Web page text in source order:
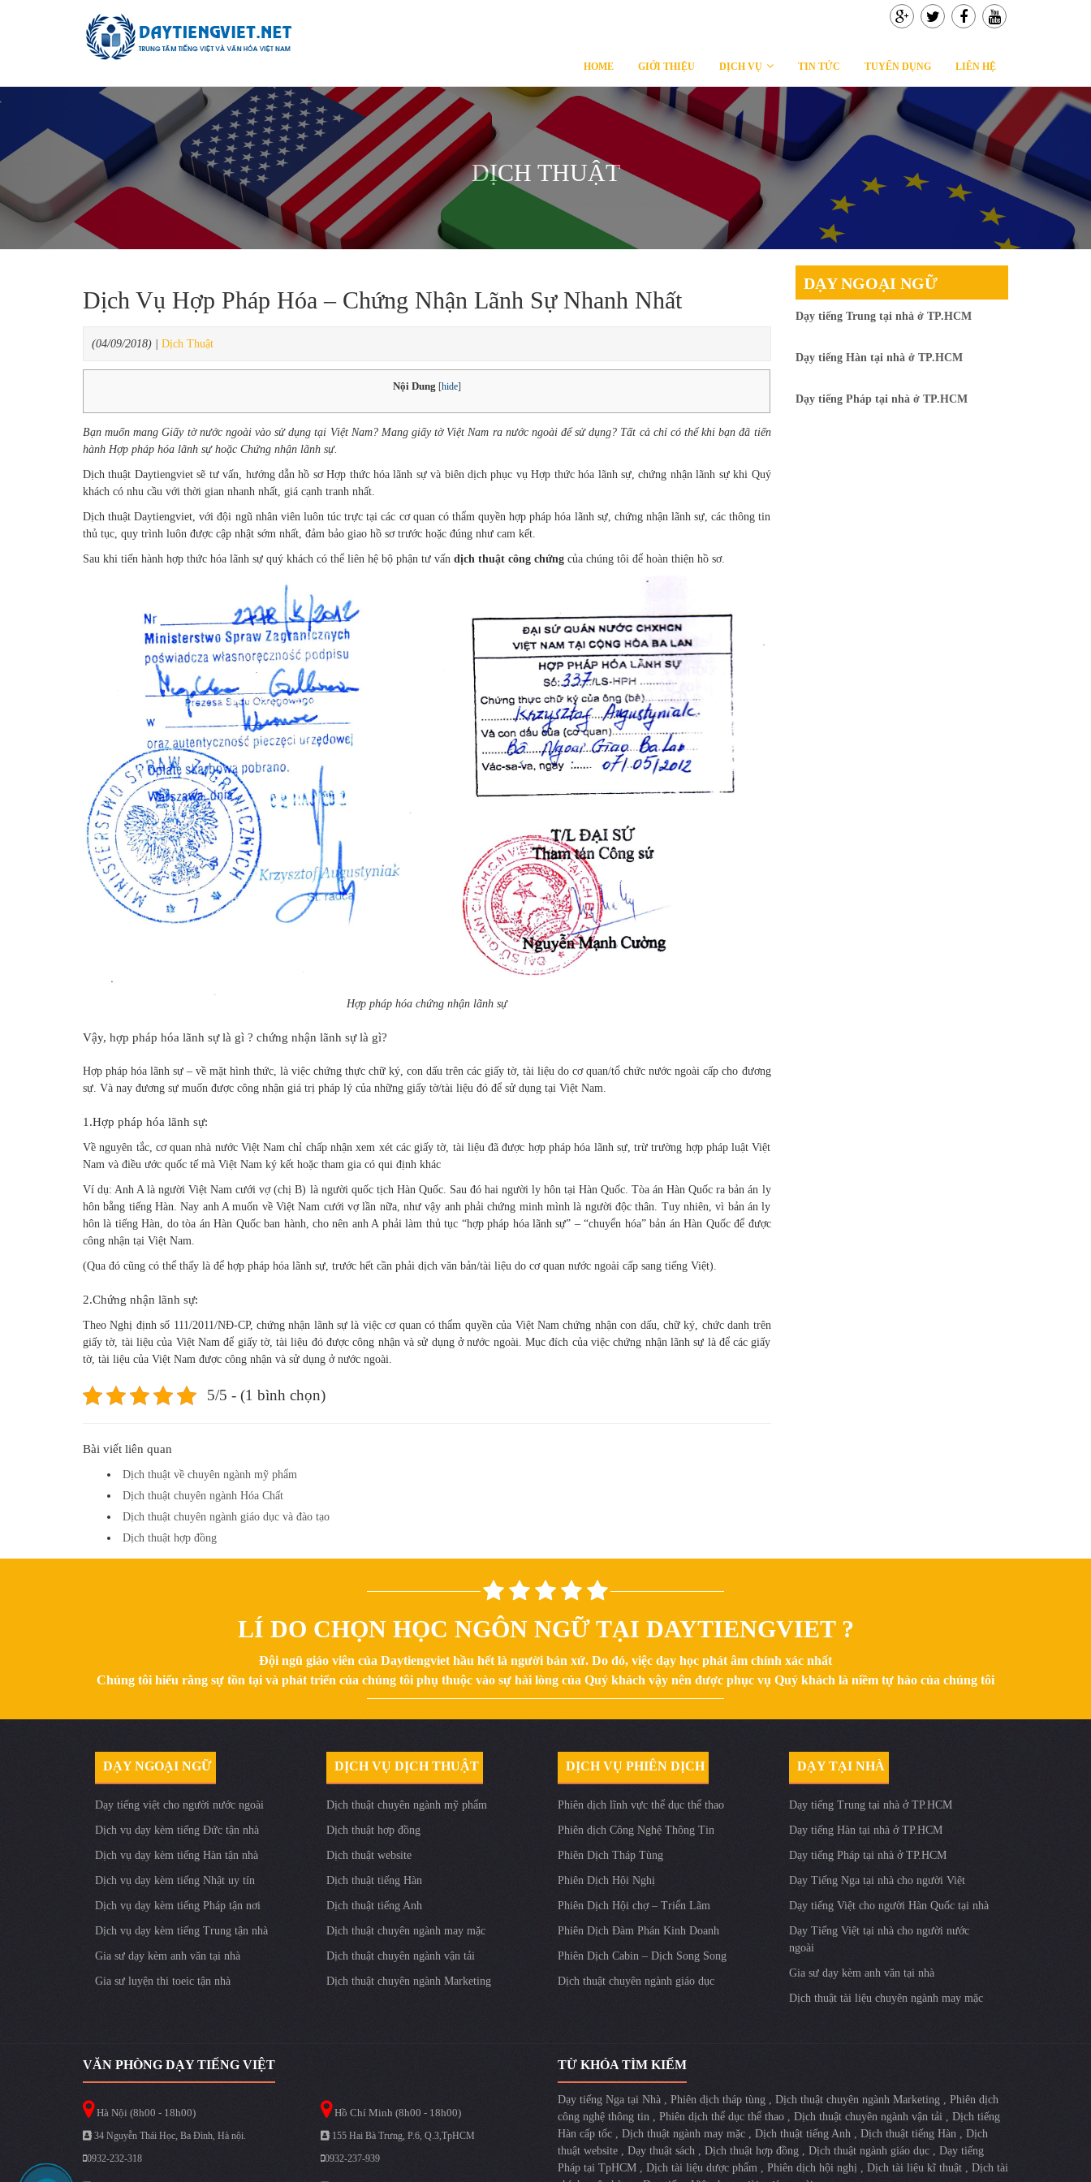
HOME GIỚI THIỆU DỊCH VỤ TIN TỨC TUYỂN DỤNG LIÊN HỆ
DỊCH THUẬT
Dịch Vụ Hợp Pháp Hóa – Chứng Nhận Lãnh Sự Nhanh Nhất
(04/09/2018) | Dịch Thuật
Nội Dung [hide]
Bạn muốn mang Giấy tờ nước ngoài vào sử dụng tại Việt Nam? Mang giấy tờ Việt Nam ra nước ngoài để sử dụng? Tất cả chỉ có thể khi bạn đã tiến
hành Hợp pháp hóa lãnh sự hoặc Chứng nhận lãnh sự.
Dịch thuật Daytiengviet sẽ tư vấn, hướng dẫn hồ sơ Hợp thức hóa lãnh sự và biên dịch phục vụ Hợp thức hóa lãnh sự, chứng nhận lãnh sự khi Quý
khách có nhu cầu với thời gian nhanh nhất, giá cạnh tranh nhất.
Dịch thuật Daytiengviet, với đội ngũ nhân viên luôn túc trực tại các cơ quan có thẩm quyền hợp pháp hóa lãnh sự, chứng nhận lãnh sự, các thông tin
thủ tục, quy trình luôn được cập nhật sớm nhất, đảm bảo giao hồ sơ trước hoặc đúng như cam kết.
Sau khi tiến hành hợp thức hóa lãnh sự quý khách có thể liên hệ bộ phận tư vấn dịch thuật công chứng của chúng tôi để hoàn thiện hồ sơ.
Hợp pháp hóa chứng nhận lãnh sự
Vậy, hợp pháp hóa lãnh sự là gì ? chứng nhận lãnh sự là gì?
Hợp pháp hóa lãnh sự – về mặt hình thức, là việc chứng thực chữ ký, con dấu trên các giấy tờ, tài liệu do cơ quan/tổ chức nước ngoài cấp cho đương
sự. Và nay đương sự muốn được công nhận giá trị pháp lý của những giấy tờ/tài liệu đó để sử dụng tại Việt Nam.
1.Hợp pháp hóa lãnh sự:
Về nguyên tắc, cơ quan nhà nước Việt Nam chỉ chấp nhận xem xét các giấy tờ, tài liệu đã được hợp pháp hóa lãnh sự, trừ trường hợp pháp luật Việt
Nam và điều ước quốc tế mà Việt Nam ký kết hoặc tham gia có qui định khác
Ví dụ: Anh A là người Việt Nam cưới vợ (chị B) là người quốc tịch Hàn Quốc. Sau đó hai người ly hôn tại Hàn Quốc. Tòa án Hàn Quốc ra bản án ly
hôn bằng tiếng Hàn. Nay anh A muốn về Việt Nam cưới vợ lần nữa, như vậy anh phải chứng minh mình là người độc thân. Tuy nhiên, vì bản án ly
hôn là tiếng Hàn, do tòa án Hàn Quốc ban hành, cho nên anh A phải làm thủ tục “hợp pháp hóa lãnh sự” – “chuyển hóa” bản án Hàn Quốc để được
công nhận tại Việt Nam.
(Qua đó cũng có thể thấy là để hợp pháp hóa lãnh sự, trước hết cần phải dịch văn bản/tài liệu do cơ quan nước ngoài cấp sang tiếng Việt).
2.Chứng nhận lãnh sự:
Theo Nghị định số 111/2011/NĐ-CP, chứng nhận lãnh sự là việc cơ quan có thẩm quyền của Việt Nam chứng nhận con dấu, chữ ký, chức danh trên
giấy tờ, tài liệu của Việt Nam để giấy tờ, tài liệu đó được công nhận và sử dụng ở nước ngoài. Mục đích của việc chứng nhận lãnh sự là để các giấy
tờ, tài liệu của Việt Nam được công nhận và sử dụng ở nước ngoài.
5/5 - (1 bình chọn)
Bài viết liên quan
Dịch thuật về chuyên ngành mỹ phẩm
Dịch thuật chuyên ngành Hóa Chất
Dịch thuật chuyên ngành giáo dục và đào tạo
Dịch thuật hợp đồng
DẠY NGOẠI NGỮ
Dạy tiếng Trung tại nhà ở TP.HCM
Dạy tiếng Hàn tại nhà ở TP.HCM
Dạy tiếng Pháp tại nhà ở TP.HCM
LÍ DO CHỌN HỌC NGÔN NGỮ TẠI DAYTIENGVIET ?
Đội ngũ giáo viên của Daytiengviet hầu hết là người bản xứ. Do đó, việc dạy học phát âm chính xác nhất
Chúng tôi hiểu rằng sự tồn tại và phát triển của chúng tôi phụ thuộc vào sự hài lòng của Quý khách vậy nên được phục vụ Quý khách là niềm tự hào của chúng tôi
DẠY NGOẠI NGỮ
Dạy tiếng việt cho người nước ngoài
Dịch vụ dạy kèm tiếng Đức tận nhà
Dịch vụ dạy kèm tiếng Hàn tận nhà
Dịch vụ dạy kèm tiếng Nhật uy tín
Dịch vụ dạy kèm tiếng Pháp tận nơi
Dịch vụ dạy kèm tiếng Trung tận nhà
Gia sư dạy kèm anh văn tại nhà
Gia sư luyện thi toeic tận nhà
DỊCH VỤ DỊCH THUẬT
Dịch thuật chuyên ngành mỹ phẩm
Dịch thuật hợp đồng
Dịch thuật website
Dịch thuật tiếng Hàn
Dịch thuật tiếng Anh
Dịch thuật chuyên ngành may mặc
Dịch thuật chuyên ngành vận tải
Dịch thuật chuyên ngành Marketing
DỊCH VỤ PHIÊN DỊCH
Phiên dịch lĩnh vực thể dục thể thao
Phiên dịch Công Nghệ Thông Tin
Phiên Dịch Tháp Tùng
Phiên Dịch Hội Nghị
Phiên Dịch Hội chợ – Triển Lãm
Phiên Dịch Đàm Phán Kinh Doanh
Phiên Dịch Cabin – Dịch Song Song
Dịch thuật chuyên ngành giáo dục
DẠY TẠI NHÀ
Dạy tiếng Trung tại nhà ở TP.HCM
Dạy tiếng Hàn tại nhà ở TP.HCM
Dạy tiếng Pháp tại nhà ở TP.HCM
Dạy Tiếng Nga tại nhà cho người Việt
Dạy tiếng Việt cho người Hàn Quốc tại nhà
Dạy Tiếng Việt tại nhà cho người nước
ngoài
Gia sư dạy kèm anh văn tại nhà
Dịch thuật tài liệu chuyên ngành may mặc
VĂN PHÒNG DẠY TIẾNG VIỆT
Hà Nội (8h00 - 18h00)
34 Nguyễn Thái Học, Ba Đình, Hà nội.
0932-232-318
Hồ Chí Minh (8h00 - 18h00)
155 Hai Bà Trưng, P.6, Q.3,TpHCM
0932-237-939
TỪ KHÓA TÌM KIẾM
Dạy tiếng Nga tại Nhà Phiên dịch tháp tùng Dịch thuật chuyên ngành Marketing
Phiên dịch
công nghệ thông tin
Phiên dịch thể dục thể thao Dịch thuật chuyên ngành vận tải
Dịch tiếng
Hàn cấp tốc
Dịch thuật ngành may mặc Dịch thuật tiếng Anh Dịch thuật tiếng Hàn
Dịch
thuật website
Dạy thuật sách Dịch thuật hợp đồng Dịch thuật ngành giáo dục
Dạy tiếng
Pháp tại TpHCM
Dịch tài liệu dược phẩm Phiên dịch hội nghị Dịch tài liệu kĩ thuật
Dịch tài